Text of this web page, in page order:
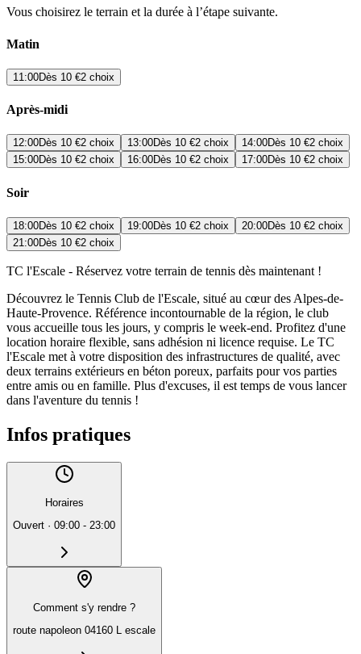
Vous choisirez le terrain et la durée à l’étape suivante.
Matin
11:00Dès 10 €2 choix
Après-midi
12:00Dès 10 €2 choix 13:00Dès 10 €2 choix 14:00Dès 10 €2 choix
15:00Dès 10 €2 choix 16:00Dès 10 €2 choix 17:00Dès 10 €2 choix
Soir
18:00Dès 10 €2 choix 19:00Dès 10 €2 choix 20:00Dès 10 €2 choix
21:00Dès 10 €2 choix
TC l'Escale - Réservez votre terrain de tennis dès maintenant !
Découvrez le Tennis Club de l'Escale, situé au cœur des Alpes-de-
Haute-Provence. Référence incontournable de la région, le club
vous accueille tous les jours, y compris le week-end. Profitez d'une
location horaire flexible, sans adhésion ni licence requise. Le TC
l'Escale met à votre disposition des infrastructures de qualité, avec
deux terrains extérieurs en béton poreux, parfaits pour vos parties
entre amis ou en famille. Plus d'excuses, il est temps de vous lancer
dans l'aventure du tennis !
Infos pratiques
Horaires
Ouvert · 09:00 - 23:00
Comment s'y rendre ?
route napoleon 04160 L escale